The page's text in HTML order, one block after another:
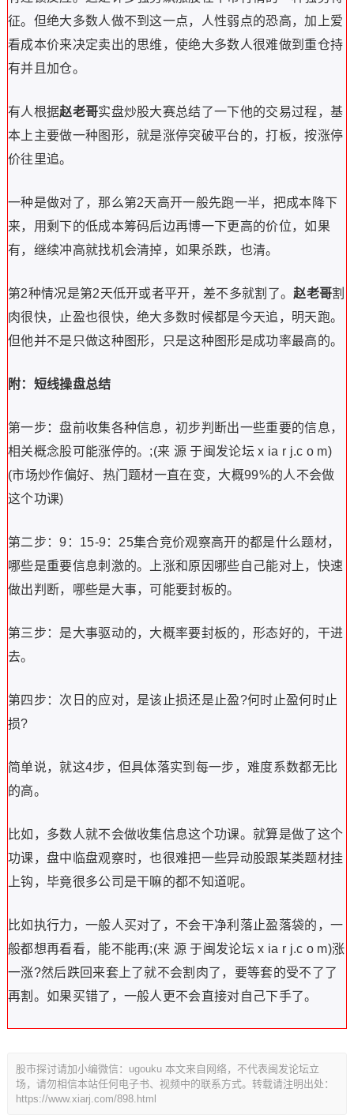
征。但绝大多数人做不到这一点，人性弱点的恐高，加上爱
看成本价来决定卖出的思维，使绝大多数人很难做到重仓持
有并且加仓。
有人根据赵老哥实盘炒股大赛总结了一下他的交易过程，基
本上主要做一种图形，就是涨停突破平台的，打板，按涨停
价往里追。
一种是做对了，那么第2天高开一般先跑一半，把成本降下
来，用剩下的低成本筹码后边再博一下更高的价位，如果
有，继续冲高就找机会清掉，如果杀跌，也清。
第2种情况是第2天低开或者平开，差不多就割了。赵老哥割
肉很快，止盈也很快，绝大多数时候都是今天追，明天跑。
但他并不是只做这种图形，只是这种图形是成功率最高的。
附：短线操盘总结
第一步：盘前收集各种信息，初步判断出一些重要的信息，
相关概念股可能涨停的。;(来 源 于闽发论坛 x ia r j.c o m)
(市场炒作偏好、热门题材一直在变，大概99%的人不会做
这个功课)
第二步：9：15-9：25集合竞价观察高开的都是什么题材，
哪些是重要信息刺激的。上涨和原因哪些自己能对上，快速
做出判断，哪些是大事，可能要封板的。
第三步：是大事驱动的，大概率要封板的，形态好的，干进
去。
第四步：次日的应对，是该止损还是止盈?何时止盈何时止
损?
简单说，就这4步，但具体落实到每一步，难度系数都无比
的高。
比如，多数人就不会做收集信息这个功课。就算是做了这个
功课，盘中临盘观察时，也很难把一些异动股跟某类题材挂
上钩，毕竟很多公司是干嘛的都不知道呢。
比如执行力，一般人买对了，不会干净利落止盈落袋的，一
般都想再看看，能不能再;(来 源 于闽发论坛 x ia r j.c o m)涨
一涨?然后跌回来套上了就不会割肉了，要等套的受不了了
再割。如果买错了，一般人更不会直接对自己下手了。
股市探讨请加小编微信：ugouku 本文来自网络，不代表闽发论坛立
场，请勿相信本站任何电子书、视频中的联系方式。转载请注明出处：
https://www.xiarj.com/898.html